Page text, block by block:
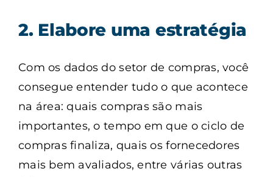
2. Elabore uma estratégia
Com os dados do setor de compras, você
consegue entender tudo o que acontece
na área: quais compras são mais
importantes, o tempo em que o ciclo de
compras finaliza, quais os fornecedores
mais bem avaliados, entre várias outras